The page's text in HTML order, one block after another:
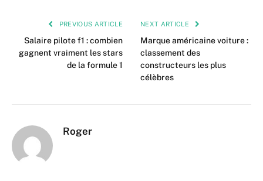
PREVIOUS ARTICLE
Salaire pilote f1 : combien
gagnent vraiment les stars
de la formule 1
NEXT ARTICLE
Marque américaine voiture :
classement des
constructeurs les plus
célèbres
Roger